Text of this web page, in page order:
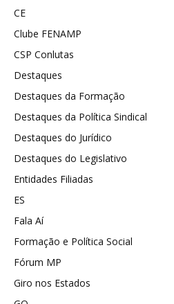
CE
Clube FENAMP
CSP Conlutas
Destaques
Destaques da Formação
Destaques da Política Sindical
Destaques do Jurídico
Destaques do Legislativo
Entidades Filiadas
ES
Fala Aí
Formação e Política Social
Fórum MP
Giro nos Estados